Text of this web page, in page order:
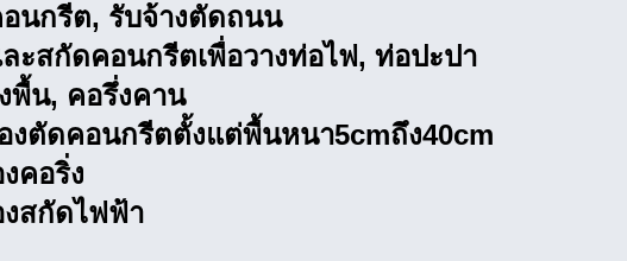
นกรีต, รับจ้างตัดถนน
ะสกัดคอนกรีตเพื่อวางท่อไฟ, ท่อปะปา
พื้น, คอรึ่งคาน
องตัดคอนกรีตตั้งแต่พื้นหนา5cmถึง40cm
คอริ่ง
งสกัดไฟฟ้า